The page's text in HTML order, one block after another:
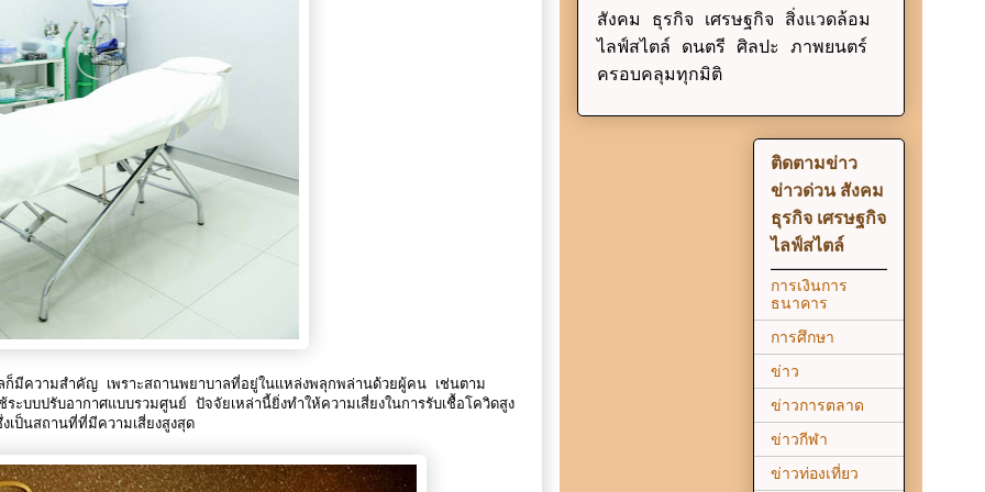
ก็มีความสำคัญ เพราะสถานพยาบาลที่อยู่ในแหล่งพลุกพล่านด้วยผู้คน เช่นตาม
บบปรับอากาศแบบรวมศูนย์ ปัจจัยเหล่านี้ยิ่งทำให้ความเสี่ยงในการรับเชื้อโควิดสูง
เป็นสถานที่ที่มีความเสี่ยงสูงสุด
สังคม ธุรกิจ เศรษฐกิจ สิ่งแวดล้อม
ไลฟ์สไตล์ ดนตรี ศิลปะ ภาพยนตร์
ครอบคลุมทุกมิติ
ติดตามข่าว
ข่าวด่วน สังคม
ธุรกิจ เศรษฐกิจ
ไลฟ์สไตล์
การเงินการ
ธนาคาร
การศึกษา
ข่าว
ข่าวการตลาด
ข่าวกีฬา
ข่าวท่องเที่ยว